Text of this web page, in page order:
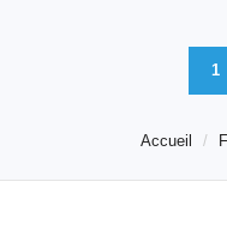
1
Accueil